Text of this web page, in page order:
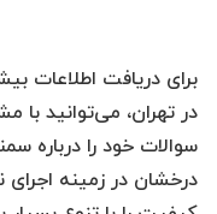
برای دریافت اطلاعات
در تهران، می‌توانید با
سوالات خود را درباره
درخشان در زمینه اجرای